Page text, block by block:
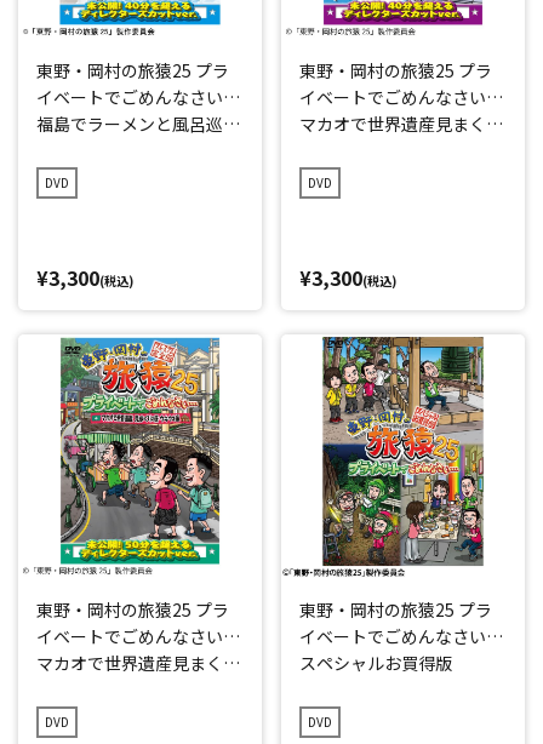
東野・岡村の旅猿25 プラ
イベートでごめんなさい…
福島でラーメンと風呂巡り
DVD
¥3,300(税込)
東野・岡村の旅猿25 プラ
イベートでごめんなさい…
マカオで世界遺産見まくり
ム完全版
DVD
¥3,300(税込)
東野・岡村の旅猿25 プラ
イベートでごめんなさい…
マカオで世界遺産見まくり
ム完全版
DVD
東野・岡村の旅猿25 プラ
イベートでごめんなさい…
スペシャルお買得版
DVD